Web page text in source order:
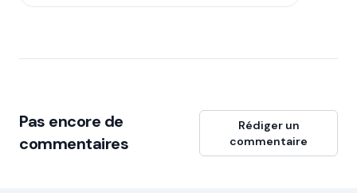
Pas encore de
commentaires
Rédiger un
commentaire